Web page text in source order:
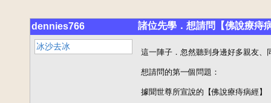
dennies766 諸位先學．想請問【佛說療痔
冰沙去冰
這一陣子．忽然聽到身邊好多親友、
想請問的第一個問題：
據聞世尊所宣說的【佛說療痔病經】